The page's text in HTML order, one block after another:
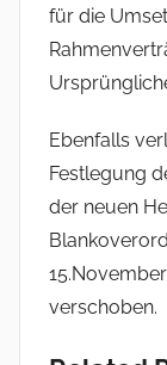
für die
Ebenfalls
Festlegung
der neuen
verschoben.